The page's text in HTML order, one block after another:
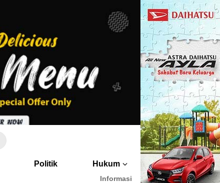
Politik Hukum
Informasi
Peringkat
Cara